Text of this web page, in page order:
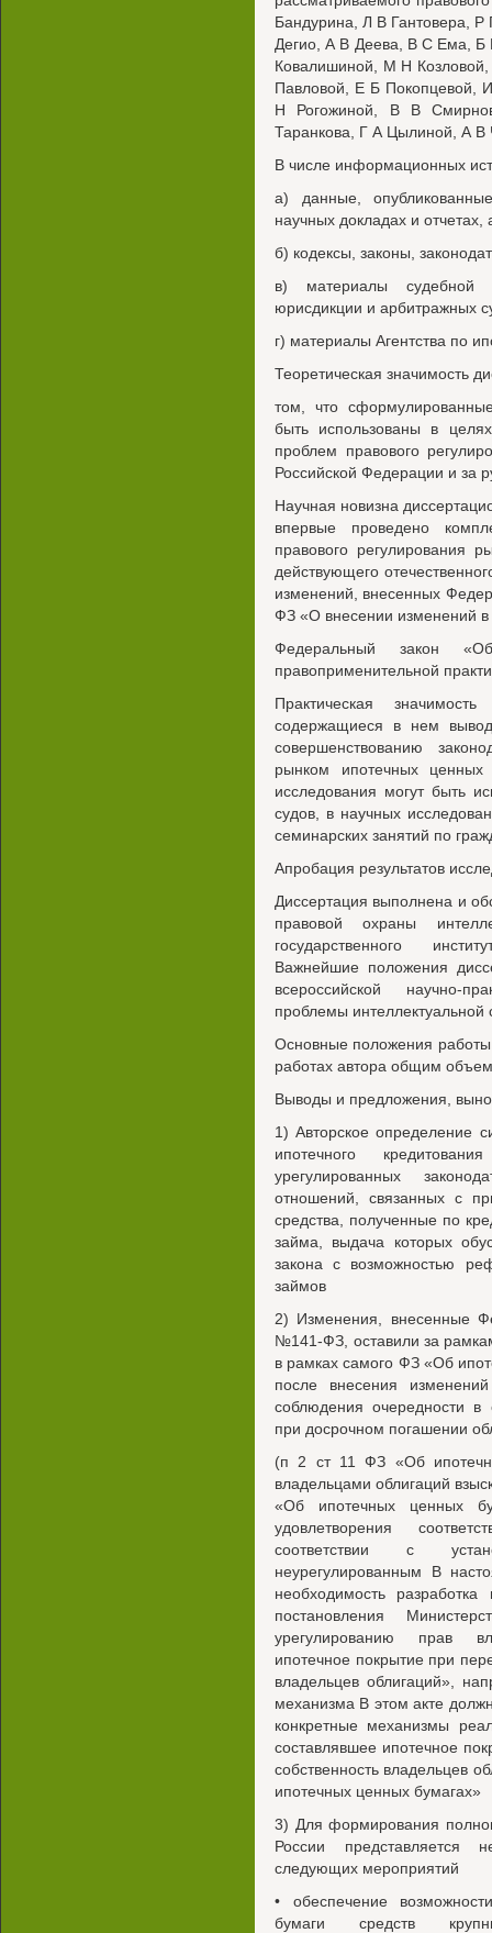
Бандурина, Л В Гантовера,
Дегио, А В Деева, В С Ема, Б
Ковалишиной, М Н
Павловой, Е Б Покопцевой,
Н Рогожиной, В В
Таранкова, Г А Цылиной, А В
В числе информационных
а) данные,
научных докладах и
б) кодексы, законы,
в) материалы судебной
юрисдикции и арбитражных
г) материалы Агентства по
Теоретическая значимость
том, что
быть использованы в
проблем правового
Российской Федерации и за
Научная новизна
впервые проведено
правового регулирования
действующего
изменений, внесенных
ФЗ «О внесении изменений в
Федеральный закон
правоприменительной
Практическая
содержащиеся в нем
совершенствованию
рынком ипотечных
исследования могут быть
судов, в научных
семинарских занятий по
Апробация результатов
Диссертация выполнена и
правовой охраны
государственного
Важнейшие положения
всероссийской научно-
проблемы интеллектуальной
Основные положения
работах автора общим
Выводы и предложения,
1) Авторское определение
ипотечного
урегулированных
отношений, связанных с
средства, полученные по
займа, выдача которых
закона с возможностью
займов
2) Изменения, внесенные
№141-ФЗ, оставили за
в рамках самого ФЗ «Об
после внесения
соблюдения очередности в
при досрочном погашении
(п 2 ст 11 ФЗ «Об
владельцами облигаций
«Об ипотечных ценных
удовлетворения
соответствии с
неурегулированным В
необходимость
постановления
урегулированию прав
ипотечное покрытие при
владельцев облигаций»,
механизма В этом акте
конкретные механизмы
составлявшее ипотечное
собственность владельцев
ипотечных ценных бумагах»
3) Для формирования
России представляется
следующих мероприятий
• обеспечение
бумаги средств